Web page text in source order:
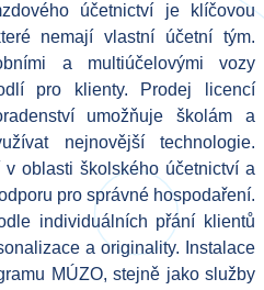
účetnictví je klíčovou
nemají vlastní účetní tým.
a multiúčelovými vozy
pro klienty. Prodej licencí
umožňuje školám a
nejnovější technologie.
oblasti školského účetnictví a
pro správné hospodaření.
individuálních přání klientů
a originality. Instalace
MÚZO, stejně jako služby